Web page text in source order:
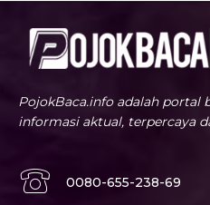
PojokBaca.info adalah portal
informasi aktual, terpercaya
0080-655-238-69